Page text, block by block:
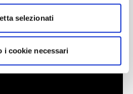
selezionati
i cookie necessari
#MaxPezzaliLive